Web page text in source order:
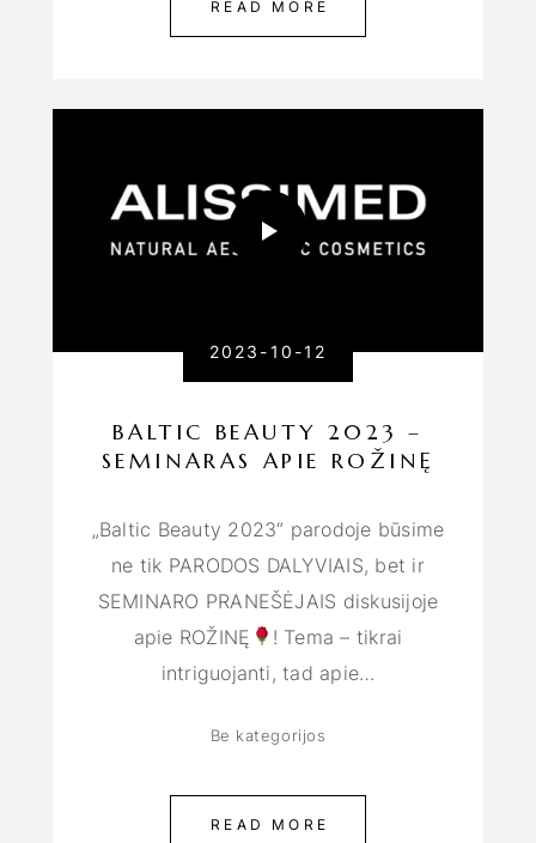
READ MORE
2023-10-12
BALTIC BEAUTY 2023 –
SEMINARAS APIE ROŽINĘ
„Baltic Beauty 2023“ parodoje būsime
ne tik PARODOS DALYVIAIS, bet ir
SEMINARO PRANEŠĖJAIS diskusijoje
apie ROŽINĘ
! Tema – tikrai
intriguojanti, tad apie…
Be kategorijos
READ MORE